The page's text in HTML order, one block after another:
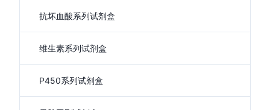
抗坏血酸系列试剂盒
维生素系列试剂盒
P450系列试剂盒